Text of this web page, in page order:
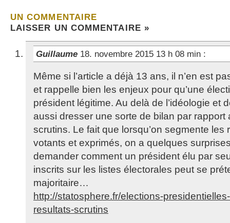
UN COMMENTAIRE
LAISSER UN COMMENTAIRE »
Guillaume 18. novembre 2015 13 h 08 min :
Même si l’article a déjà 13 ans, il n’en est
et rappelle bien les enjeux pour qu’une
président légitime. Au delà de l’idéologie et
aussi dresser une sorte de bilan par rapport
scrutins. Le fait que lorsqu’on segmente les
votants et exprimés, on a quelques
demander comment un président élu par
inscrits sur les listes électorales peut se
majoritaire…
http://statosphere.fr/elections-
resultats-scrutins